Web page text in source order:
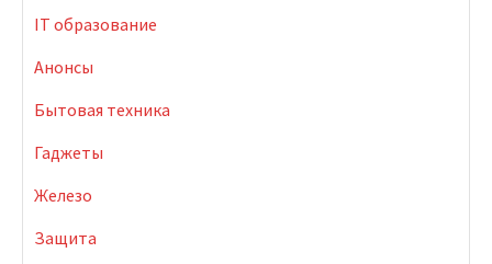
IT образование
Анонсы
Бытовая техника
Гаджеты
Железо
Защита